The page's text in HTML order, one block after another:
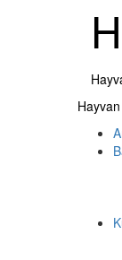
Primary
Hayvan